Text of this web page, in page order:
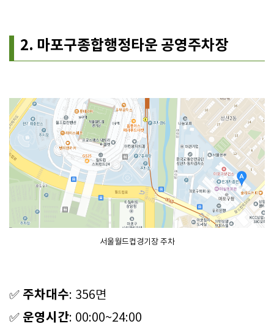
2. 마포구종합행정타운 공영주차장
서울월드컵경기장 주차
✅ 주차대수: 356면
✅ 운영시간: 00:00~24:00